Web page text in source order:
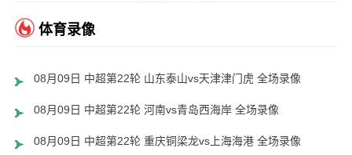
体育录像
08月09日 中超第22轮 山东泰山vs天津津门虎 全场录像
08月09日 中超第22轮 河南vs青岛西海岸 全场录像
08月09日 中超第22轮 重庆铜梁龙vs上海海港 全场录像